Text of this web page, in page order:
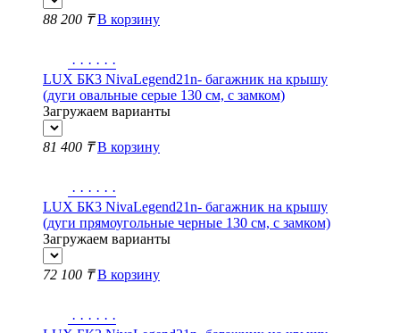
88 200 ₸ В корзину
· · · · · ·
LUX БК3 NivaLegend21n- багажник на крышу
(дуги овальные серые 130 см, с замком)
Загружаем варианты
81 400 ₸ В корзину
· · · · · ·
LUX БК3 NivaLegend21n- багажник на крышу
(дуги прямоугольные черные 130 см, с замком)
Загружаем варианты
72 100 ₸ В корзину
· · · · · ·